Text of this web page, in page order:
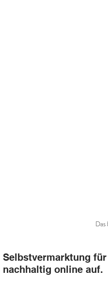
Selbstvermarktung
nachhaltig online auf.